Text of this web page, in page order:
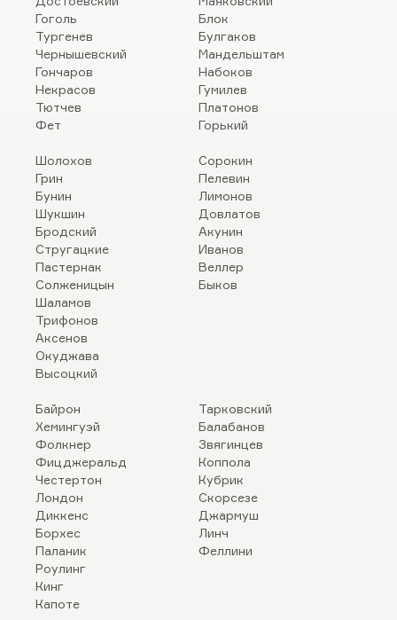
Гоголь
Тургенев
Чернышевский
Гончаров
Некрасов
Тютчев
Фет
Блок
Булгаков
Мандельштам
Набоков
Гумилев
Платонов
Горький
Шолохов
Грин
Бунин
Шукшин
Бродский
Стругацкие
Пастернак
Солженицын
Шаламов
Трифонов
Аксенов
Окуджава
Высоцкий
Сорокин
Пелевин
Лимонов
Довлатов
Акунин
Иванов
Веллер
Быков
Байрон
Хемингуэй
Фолкнер
Фицджеральд
Честертон
Лондон
Диккенс
Борхес
Паланик
Роулинг
Кинг
Капоте
Тарковский
Балабанов
Звягинцев
Коппола
Кубрик
Скорсезе
Джармуш
Линч
Феллини